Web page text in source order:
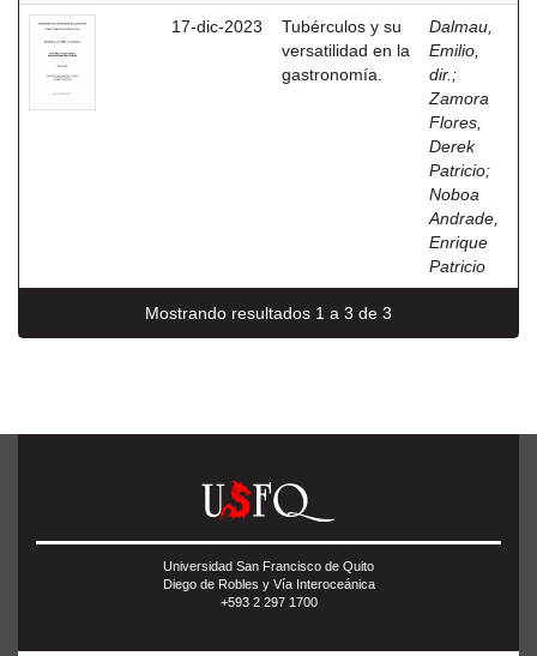
17-dic-2023
Tubérculos y su
versatilidad en la
gastronomía.
Dalmau,
Emilio,
dir. ;
Zamora
Flores,
Derek
Patricio;
Noboa
Andrade,
Enrique
Patricio
Mostrando resultados 1 a 3 de 3
Universidad San Francisco de Quito
Diego de Robles y Vía Interoceánica
+593 2 297 1700